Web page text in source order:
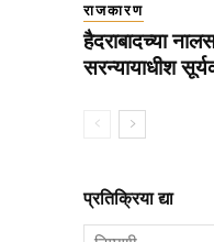
राजकारण
हैदराबादच्या
सरन्यायाधीश
प्रतिक्रिया द्या